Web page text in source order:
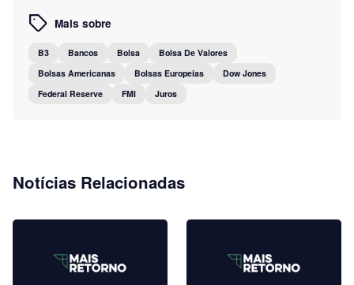
Mais sobre
B3 Bancos Bolsa
Bolsa De Valores
Bolsas Americanas
Bolsas Europeias
Dow Jones
Federal Reserve
FMI Juros
Notícias Relacionadas